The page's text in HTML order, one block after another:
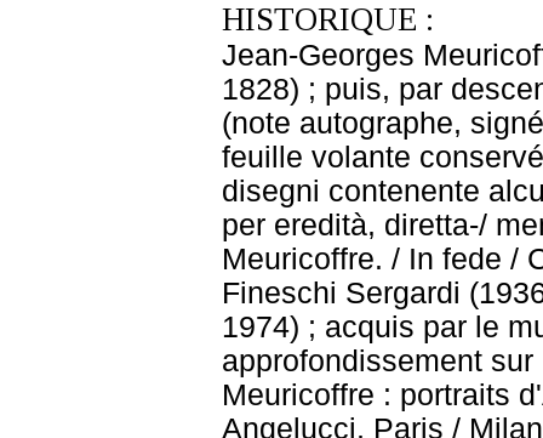
HISTORIQUE :
Jean-Georges
1828) ; puis, par
(note autographe,
feuille volante
disegni contenente
per eredità, diretta-/
Meuricoffre. / In fede /
Fineschi Sergardi
1974) ; acquis par le
approfondissement
Meuricoffre : portraits
Angelucci, Paris /